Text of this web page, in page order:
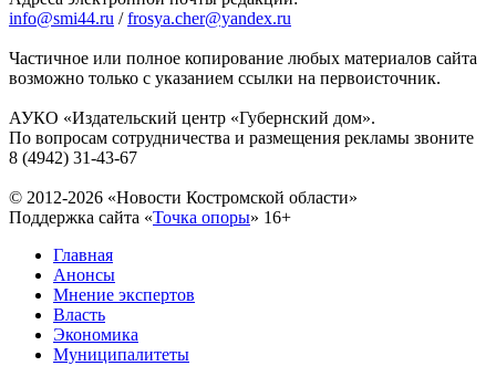
info@smi44.ru /frosya.cher@yandex.ru
Частичное или полное копирование любых материалов сайта
возможно только с указанием ссылки на первоисточник.
АУКО «Издательский центр «Губернский дом».
По вопросам сотрудничества и размещения рекламы звоните
8 (4942) 31-43-67
© 2012-2026 «Новости Костромской области»
Поддержка сайта «Точка опоры» 16+
Главная
Анонсы
Мнение экспертов
Власть
Экономика
Муниципалитеты